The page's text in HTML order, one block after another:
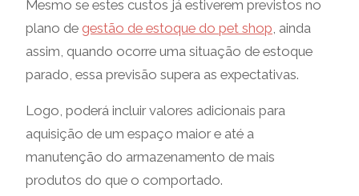
Mesmo se estes custos já estiverem previstos no
plano de gestão de estoque do pet shop, ainda
assim, quando ocorre uma situação de estoque
parado, essa previsão supera as expectativas.
Logo, poderá incluir valores adicionais para
aquisição de um espaço maior e até a
manutenção do armazenamento de mais
produtos do que o comportado.